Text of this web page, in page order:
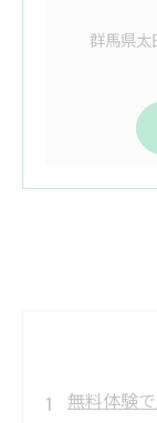
群馬県太
無料体験